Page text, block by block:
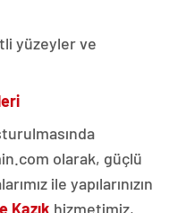
yüzeyler ve
olarak, güçlü
ile yapılarınızın
Kazık hizmetimiz,